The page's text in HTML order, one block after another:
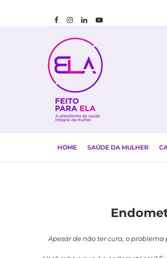
HOME SAÚDE DA MULHER
Apesar de não ter cura, o